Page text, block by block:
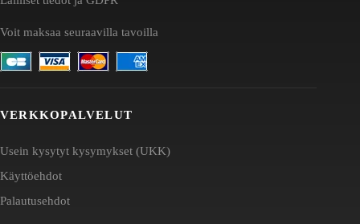
Voit maksaa seuraavilla tavoilla
VERKKOPALVELUT
Usein kysytyt kysymykset (UKK)
Käyttöehdot
Palautusehdot